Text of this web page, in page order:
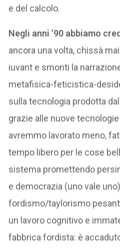
e del calcolo.
Negli anni ’90 abbiamo
ancora una volta, chissà
iuvant e smonti la
metafisica-feticistica-
sulla tecnologia prodotta
grazie alle nuove
avremmo lavorato meno,
tempo libero per le cose
sistema promettendo
e democrazia (uno vale
fordismo/taylorismo
un lavoro cognitivo e
fabbrica fordista: è